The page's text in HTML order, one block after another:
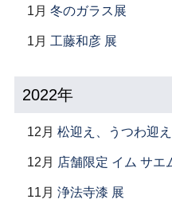
1月 冬のガラス展
1月 工藤和彦 展
2022年
12月 松迎え、うつわ迎
12月 店舗限定 イム サ
11月 浄法寺漆 展